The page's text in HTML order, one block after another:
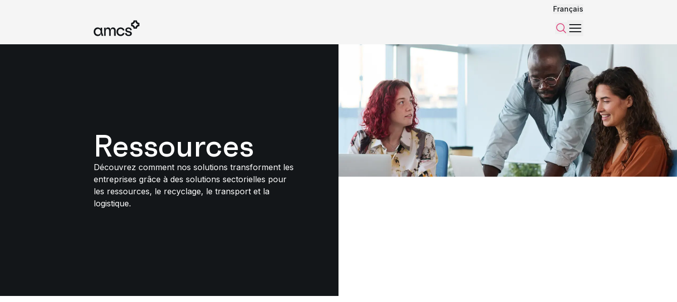
Français
Recherche
Menu
Ressources
Découvrez comment nos solutions transforment les
entreprises grâce à des solutions sectorielles pour
les ressources, le recyclage, le transport et la
logistique.